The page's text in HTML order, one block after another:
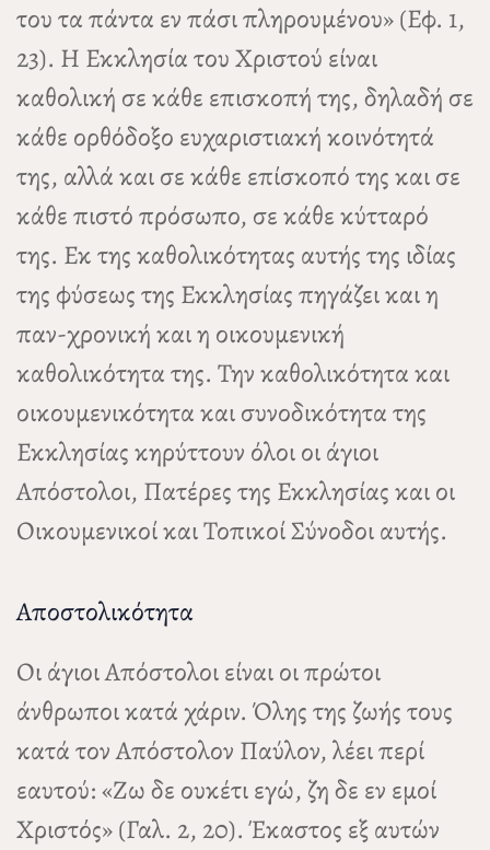
του τα πάντα εν πάσι πληρουμένου» (Εφ. 1,
23). Η Εκκλησία του Χριστού είναι
καθολική σε κάθε επισκοπή της, δηλαδή σε
κάθε ορθόδοξο ευχαριστιακή κοινότητά
της, αλλά και σε κάθε επίσκοπό της και σε
κάθε πιστό πρόσωπο, σε κάθε κύτταρό
της. Εκ της καθολικότητας αυτής της ιδίας
της φύσεως της Εκκλησίας πηγάζει και η
παν-χρονική και η οικουμενική
καθολικότητα της. Την καθολικότητα και
οικουμενικότητα και συνοδικότητα της
Εκκλησίας κηρύττουν όλοι οι άγιοι
Απόστολοι, Πατέρες της Εκκλησίας και οι
Οικουμενικοί και Τοπικοί Σύνοδοι αυτής.
Αποστολικότητα
Οι άγιοι Απόστολοι είναι οι πρώτοι
άνθρωποι κατά χάριν. Όλης της ζωής τους
κατά τον Απόστολον Παύλον, λέει περί
εαυτού: «Ζω δε ουκέτι εγώ, ζη δε εν εμοί
Χριστός» (Γαλ. 2, 20). Έκαστος εξ αυτών